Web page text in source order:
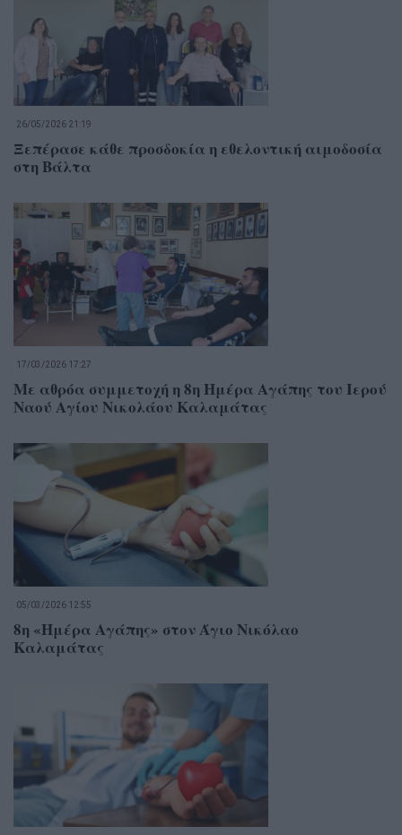
26/05/2026 21:19
Ξεπέρασε κάθε προσδοκία η εθελοντική αιμοδοσία
στη Βάλτα
17/03/2026 17:27
Με αθρόα συμμετοχή η 8η Ημέρα Αγάπης του Ιερού
Ναού Αγίου Νικολάου Καλαμάτας
05/03/2026 12:55
8η «Ημέρα Αγάπης» στον Άγιο Νικόλαο
Καλαμάτας